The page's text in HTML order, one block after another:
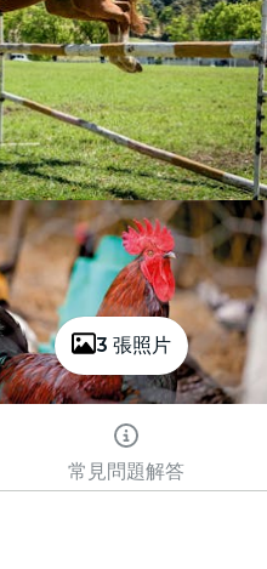
3 張照片
常見問題解答